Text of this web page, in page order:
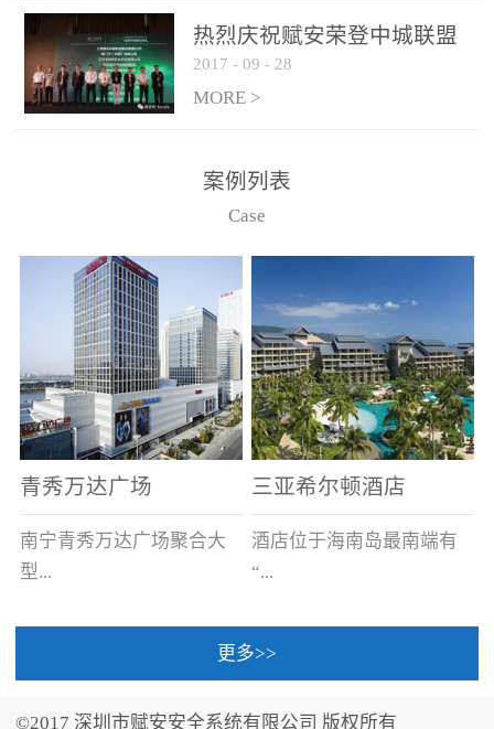
和监控端两大部分组成。
两者之间通过以太网相
联，一台监控主机最多可
从监控主机上获取，最多
只能接6台，超过的需从现
热烈庆祝赋安荣登中城联盟
联合采购战略合作平台
2017 - 09 - 28
MORE >
案例列表
Case
青秀万达广场
南宁青秀万达广场聚合大
型...
三亚希尔顿酒店
酒店位于海南岛最南端有
“...
中国的海岛天堂”之美称的
更多>>
©2017 深圳市赋安安全系统有限公司 版权所有